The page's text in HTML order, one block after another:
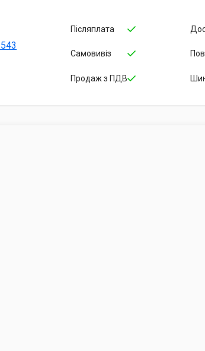
Післяплата
Самовивіз
Продаж з ПДВ